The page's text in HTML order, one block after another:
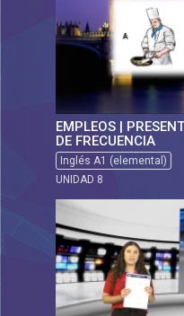
EMPLEOS |
DE FRECUENCIA
Inglés A1 (elemental)
UNIDAD 8